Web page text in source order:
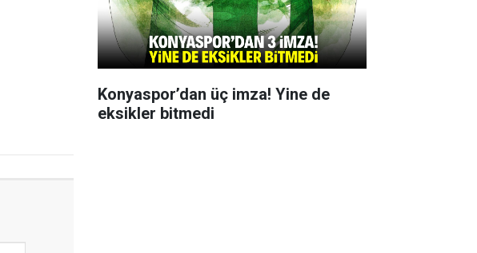
Konyaspor’dan üç imza! Yine de
eksikler bitmedi